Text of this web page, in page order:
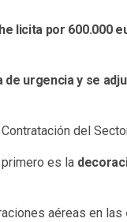
licita por 600.000
urgencia y se
del
es la
aéreas en las